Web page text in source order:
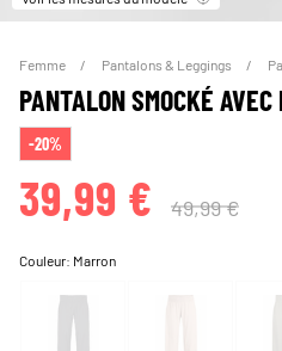
Femme Pantalons & Leggings
PANTALON SMOCKÉ
-20%
39,99 € 49,99 €
Couleur: Marron